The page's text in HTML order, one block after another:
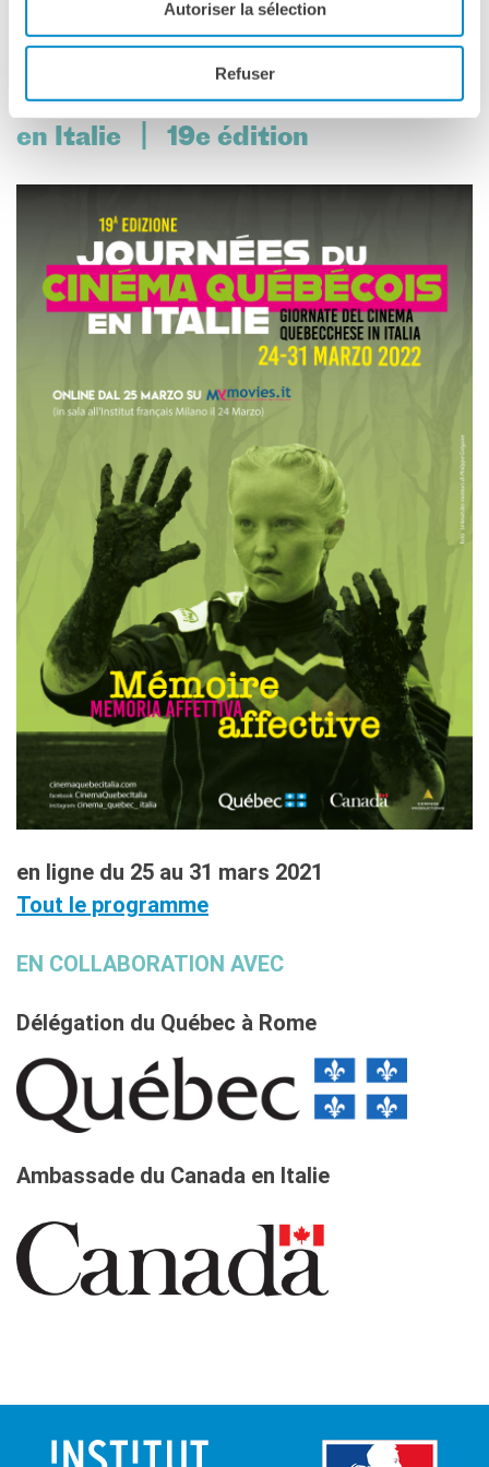
Autoriser la sélection
Refuser
PRENOTA IL TUO POSTO >>
Journées du cinéma québécois
en Italie | 19e édition
en ligne du 25 au 31 mars 2021
Tout le programme
EN COLLABORATION AVEC
Délégation du Québec à Rome
Ambassade du Canada en Italie